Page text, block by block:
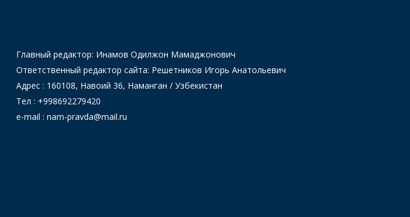
Главный редактор: Инамов Одилжон Мамаджонович
Ответственный редактор сайта: Решетников Игорь Анатольевич
Адрес : 160108, Навоий 36, Наманган / Узбекистан
Тел : +998692279420
e-mail : nam-pravda@mail.ru